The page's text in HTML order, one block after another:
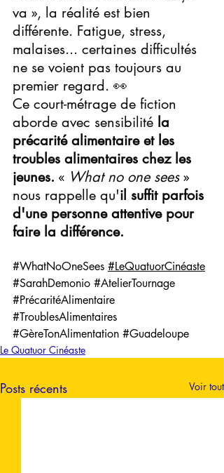
va », la réalité est bien
différente. Fatigue, stress,
malaises... certaines difficultés
ne se voient pas toujours au
premier regard. 👀
Ce court-métrage de fiction
aborde avec sensibilité la
précarité alimentaire et les
troubles alimentaires chez les
jeunes. « What no one sees »
nous rappelle qu'il suffit parfois
d'une personne attentive pour
faire la différence.
#WhatNoOneSees #LeQuatuorCinéaste
#SarahDemonio #AtelierTournage
#PrécaritéAlimentaire
#TroublesAlimentaires
#GèreTonAlimentation #Guadeloupe
Le Quatuor Cinéaste
Posts récents Voir tout